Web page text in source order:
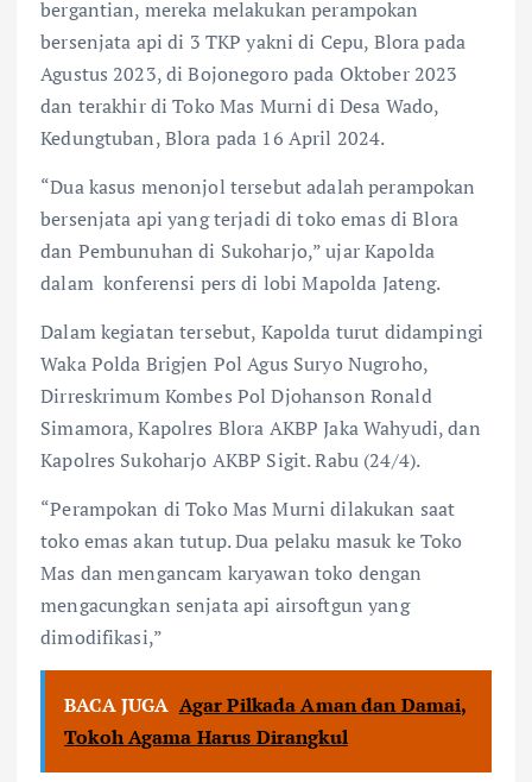
bergantian, mereka melakukan perampokan
bersenjata api di 3 TKP yakni di Cepu, Blora pada
Agustus 2023, di Bojonegoro pada Oktober 2023
dan terakhir di Toko Mas Murni di Desa Wado,
Kedungtuban, Blora pada 16 April 2024.
“Dua kasus menonjol tersebut adalah perampokan
bersenjata api yang terjadi di toko emas di Blora
dan Pembunuhan di Sukoharjo,” ujar Kapolda
dalam konferensi pers di lobi Mapolda Jateng.
Dalam kegiatan tersebut, Kapolda turut didampingi
Waka Polda Brigjen Pol Agus Suryo Nugroho,
Dirreskrimum Kombes Pol Djohanson Ronald
Simamora, Kapolres Blora AKBP Jaka Wahyudi, dan
Kapolres Sukoharjo AKBP Sigit. Rabu (24/4).
“Perampokan di Toko Mas Murni dilakukan saat
toko emas akan tutup. Dua pelaku masuk ke Toko
Mas dan mengancam karyawan toko dengan
mengacungkan senjata api airsoftgun yang
dimodifikasi,”
BACA JUGA Agar Pilkada Aman dan Damai,
Tokoh Agama Harus Dirangkul